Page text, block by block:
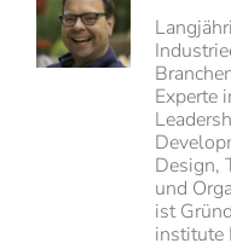
Experte
Design,
und
ist
institute